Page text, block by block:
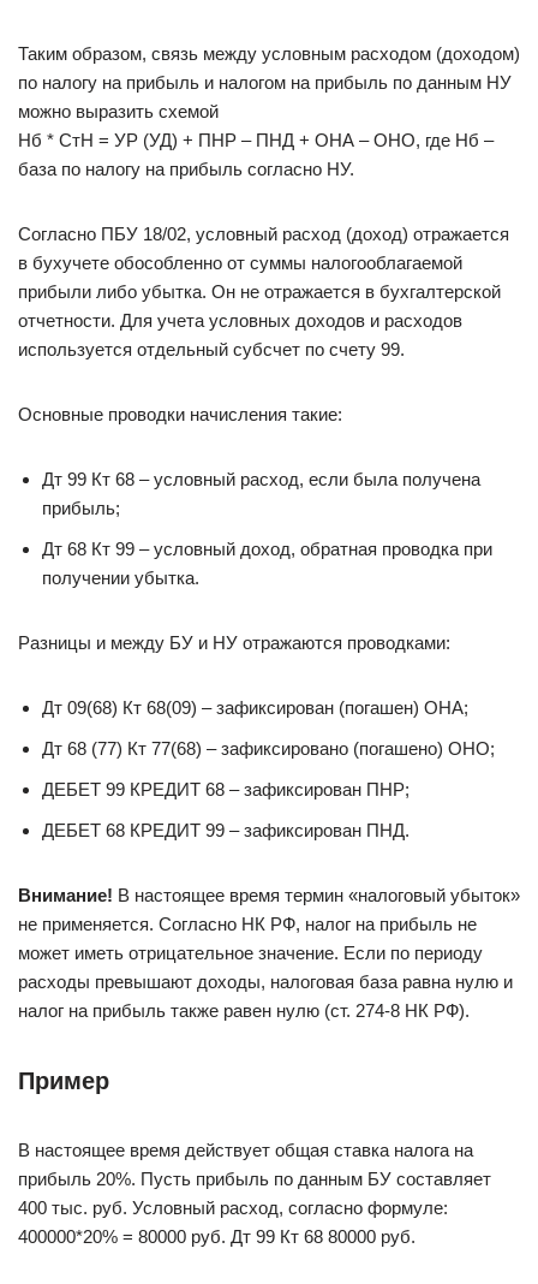
Таким образом, связь между условным расходом (доходом)
по налогу на прибыль и налогом на прибыль по данным НУ
можно выразить схемой
Нб * СтН = УР (УД) + ПНР – ПНД + ОНА – ОНО, где Нб –
база по налогу на прибыль согласно НУ.
Согласно ПБУ 18/02, условный расход (доход) отражается
в бухучете обособленно от суммы налогооблагаемой
прибыли либо убытка. Он не отражается в бухгалтерской
отчетности. Для учета условных доходов и расходов
используется отдельный субсчет по счету 99.
Основные проводки начисления такие:
Дт 99 Кт 68 – условный расход, если была получена
прибыль;
Дт 68 Кт 99 – условный доход, обратная проводка при
получении убытка.
Разницы и между БУ и НУ отражаются проводками:
Дт 09(68) Кт 68(09) – зафиксирован (погашен) ОНА;
Дт 68 (77) Кт 77(68) – зафиксировано (погашено) ОНО;
ДЕБЕТ 99 КРЕДИТ 68 – зафиксирован ПНР;
ДЕБЕТ 68 КРЕДИТ 99 – зафиксирован ПНД.
Внимание! В настоящее время термин «налоговый убыток»
не применяется. Согласно НК РФ, налог на прибыль не
может иметь отрицательное значение. Если по периоду
расходы превышают доходы, налоговая база равна нулю и
налог на прибыль также равен нулю (ст. 274-8 НК РФ).
Пример
В настоящее время действует общая ставка налога на
прибыль 20%. Пусть прибыль по данным БУ составляет
400 тыс. руб. Условный расход, согласно формуле:
400000*20% = 80000 руб. Дт 99 Кт 68 80000 руб.